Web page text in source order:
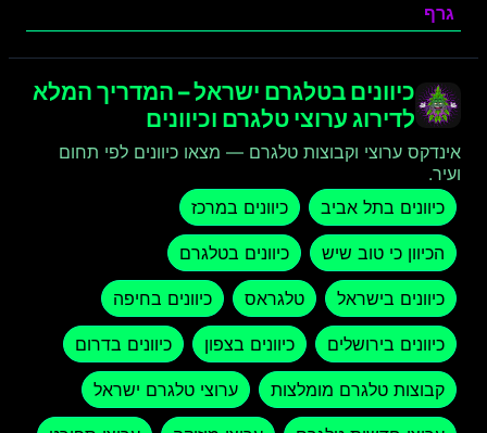
גרף
כיוונים בטלגרם ישראל – המדריך המלא
לדירוג ערוצי טלגרם וכיוונים
אינדקס ערוצי וקבוצות טלגרם — מצאו כיוונים לפי תחום
ועיר.
כיוונים בתל אביב
כיוונים במרכז
הכיוון כי טוב שיש כיוונים בטלגרם
כיוונים בישראל טלגראס כיוונים בחיפה
כיוונים בירושלים כיוונים בצפון כיוונים בדרום
קבוצות טלגרם מומלצות ערוצי טלגרם ישראל